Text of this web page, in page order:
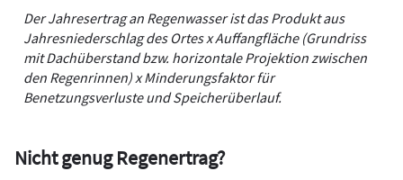
Der Jahresertrag an Regenwasser ist das Produkt aus
Jahresniederschlag des Ortes x Auffangfläche (Grundriss
mit Dachüberstand bzw. horizontale Projektion zwischen
den Regenrinnen) x Minderungsfaktor für
Benetzungsverluste und Speicherüberlauf.
Nicht genug Regenertrag?